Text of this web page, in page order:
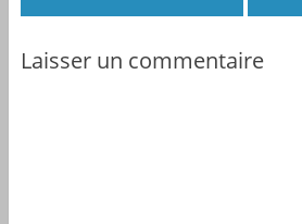
Laisser un commentaire